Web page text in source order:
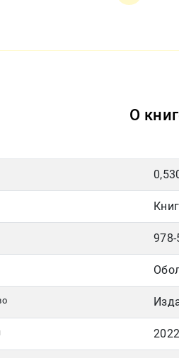
О
978-
2022